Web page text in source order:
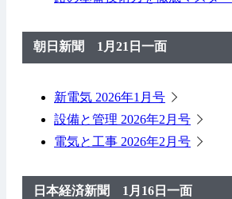
朝日新聞 1月21日一面
新電気 2026年1月号
設備と管理 2026年2月号
電気と工事 2026年2月号
日本経済新聞 1月16日一面